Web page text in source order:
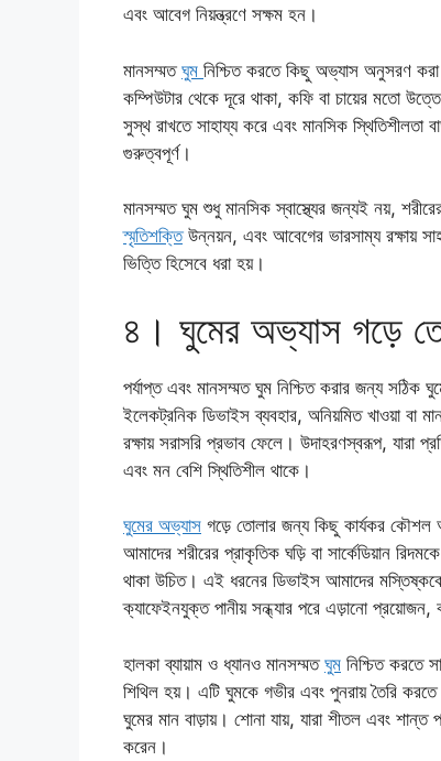
এবং আবেগ নিয়ন্ত্রণে সক্ষম হন।
মানসম্মত ঘুম নিশ্চিত করতে কিছু অভ্যাস অনুসরণ
কম্পিউটার থেকে দূরে থাকা, কফি বা চায়ের মতো
সুস্থ রাখতে সাহায্য করে এবং মানসিক স্থিতিশীলতা
গুরুত্বপূর্ণ।
মানসম্মত ঘুম শুধু মানসিক স্বাস্থ্যের জন্যই নয়,
স্মৃতিশক্তিউন্নয়ন, এবং আবেগের ভারসাম্য রক্ষায়
ভিত্তি হিসেবে ধরা হয়।
৪। ঘুমের অভ্যাস গড়ে
পর্যাপ্ত এবং মানসম্মত ঘুম নিশ্চিত করার জন্য
ইলেকট্রনিক ডিভাইস ব্যবহার, অনিয়মিত খাওয়া বা
রক্ষায় সরাসরি প্রভাব ফেলে। উদাহরণস্বরূপ, যারা
এবং মন বেশি স্থিতিশীল থাকে।
ঘুমের অভ্যাস গড়ে তোলার জন্য কিছু কার্যকর কৌশল
আমাদের শরীরের প্রাকৃতিক ঘড়ি বা সার্কেডিয়ান
থাকা উচিত। এই ধরনের ডিভাইস আমাদের
ক্যাফেইনযুক্ত পানীয় সন্ধ্যার পরে এড়ানো প্রয়োজন,
হালকা ব্যায়াম ও ধ্যানও মানসম্মত ঘুম নিশ্চিত করতে
শিথিল হয়। এটি ঘুমকে গভীর এবং পুনরায় তৈরি
ঘুমের মান বাড়ায়। শোনা যায়, যারা শীতল এবং
করেন।